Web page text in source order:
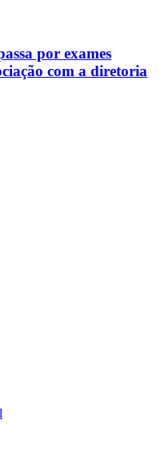
por exames
com a diretoria